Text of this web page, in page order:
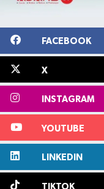
FACEBOOK
X
INSTAGRAM
YOUTUBE
LINKEDIN
TIKTOK